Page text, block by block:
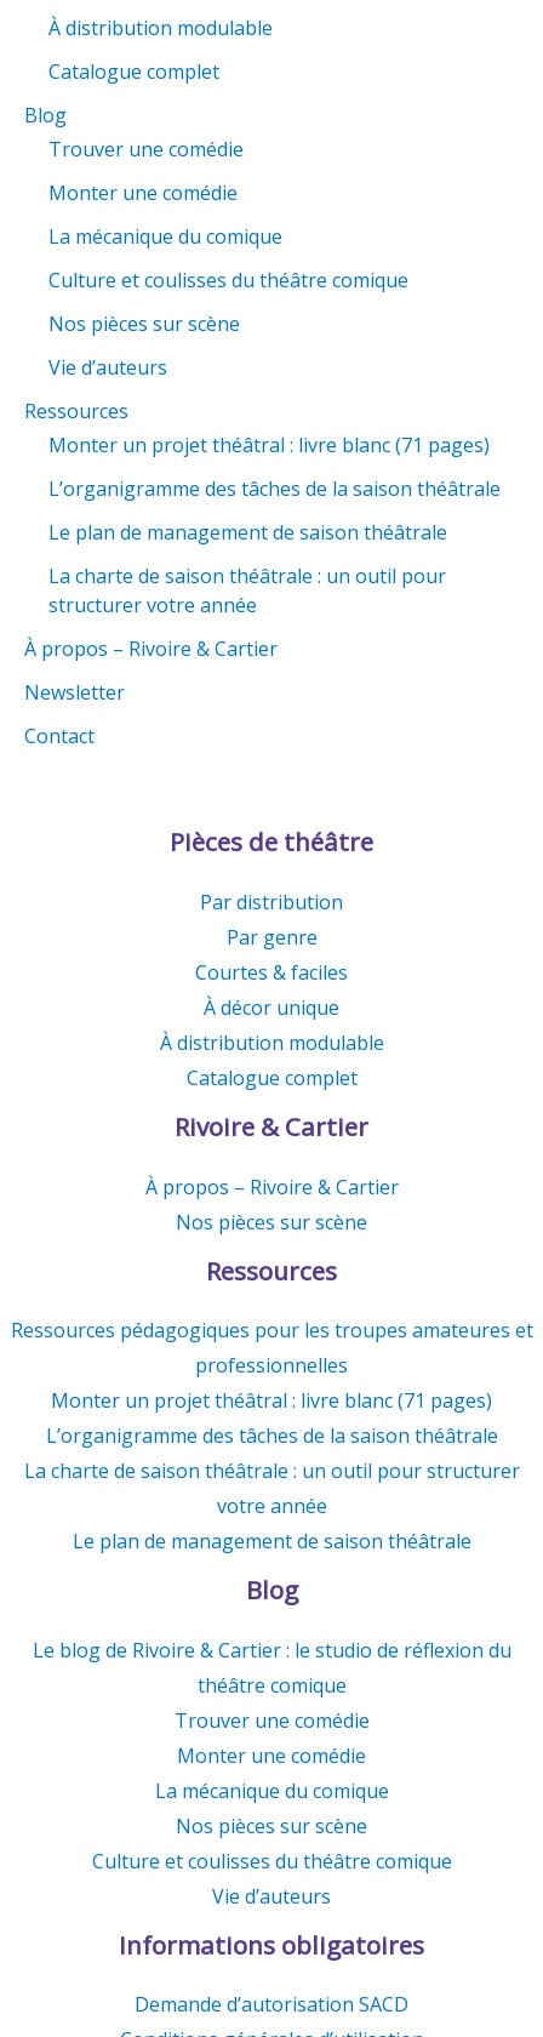
À distribution modulable
Catalogue complet
Blog
Trouver une comédie
Monter une comédie
La mécanique du comique
Culture et coulisses du théâtre comique
Nos pièces sur scène
Vie d’auteurs
Ressources
Monter un projet théâtral : livre blanc (71 pages)
L’organigramme des tâches de la saison théâtrale
Le plan de management de saison théâtrale
La charte de saison théâtrale : un outil pour
structurer votre année
À propos – Rivoire & Cartier
Newsletter
Contact
Pièces de théâtre
Par distribution
Par genre
Courtes & faciles
À décor unique
À distribution modulable
Catalogue complet
Rivoire & Cartier
À propos – Rivoire & Cartier
Nos pièces sur scène
Ressources
Ressources pédagogiques pour les troupes amateures et
professionnelles
Monter un projet théâtral : livre blanc (71 pages)
L’organigramme des tâches de la saison théâtrale
La charte de saison théâtrale : un outil pour structurer
votre année
Le plan de management de saison théâtrale
Blog
Le blog de Rivoire & Cartier : le studio de réflexion du
théâtre comique
Trouver une comédie
Monter une comédie
La mécanique du comique
Nos pièces sur scène
Culture et coulisses du théâtre comique
Vie d’auteurs
Informations obligatoires
Demande d’autorisation SACD